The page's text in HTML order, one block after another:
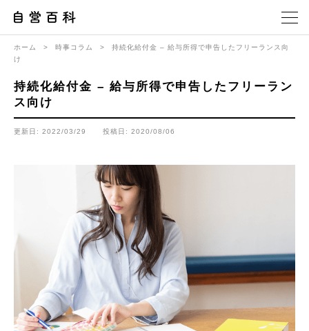
ホーム > 時事コラム >
持続化給付金 – 給与所得で申告したフリーランス向
け
持続化給付金 – 給与所得で申告したフリーラン
ス向け
更新日: 2022/03/29 投稿日: 2020/08/06